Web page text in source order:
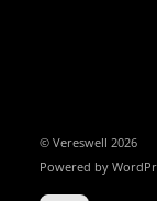
© Vereswell 2026
Powered by